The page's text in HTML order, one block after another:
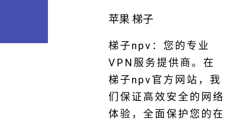
苹果 梯子
梯子npv：您的专业
VPN服务提供商。在
梯子npv官方网站，我
们保证高效安全的网络
体验，全面保护您的在